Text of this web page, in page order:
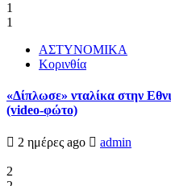
1
1
ΑΣΤΥΝΟΜΙΚΑ
Κορινθία
«Δίπλωσε» νταλίκα στην
(video-φώτο)
2 ημέρες ago admin
2